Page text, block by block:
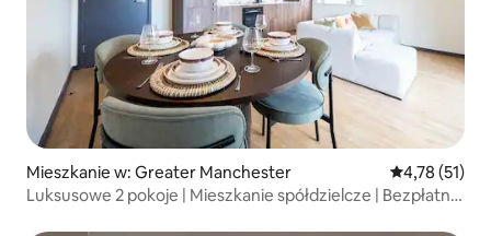
Mieszkanie w: Greater Manchester Średnia
4,78 (51)
Luksusowe 2 pokoje | Mieszkanie spółdzielcze | Bezpłatny